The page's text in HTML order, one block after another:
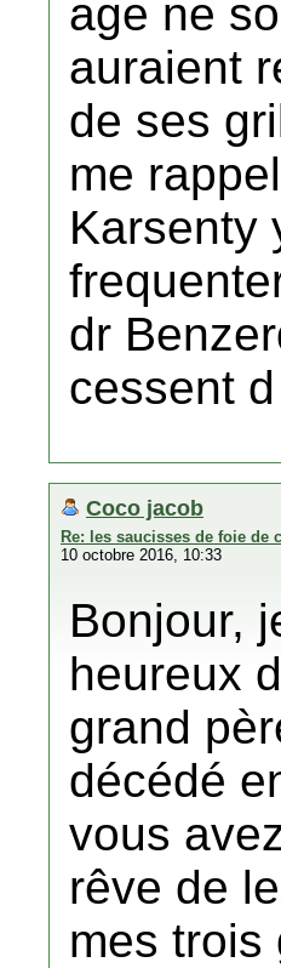
age ne
auraient
de ses
me
Karsenty
dr
cessent
Coco jacob
Re: les saucisses de foie de
10 octobre 2016, 10:33
Bonjour,
heureux
grand
décédé
vous
rêve de
mes trois